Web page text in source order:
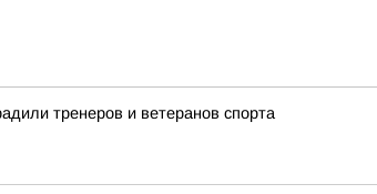
тренеров и ветеранов спорта